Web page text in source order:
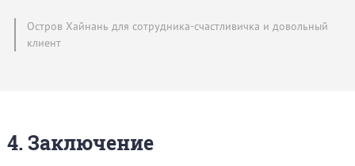
Остров Хайнань для сотрудника-счастливичка и довольный
клиент
4. Заключение